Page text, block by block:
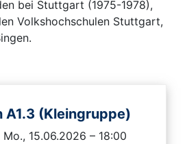
bei Stuttgart (1975-1978),
Volkshochschulen Stuttgart,
A1.3 (Kleingruppe)
Mo., 15.06.2026 – 18:00